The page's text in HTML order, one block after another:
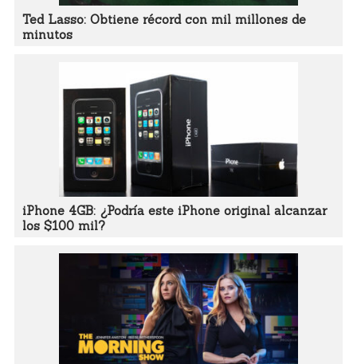
Ted Lasso: Obtiene récord con mil millones de
minutos
iPhone 4GB: ¿Podría este iPhone original alcanzar
los $100 mil?